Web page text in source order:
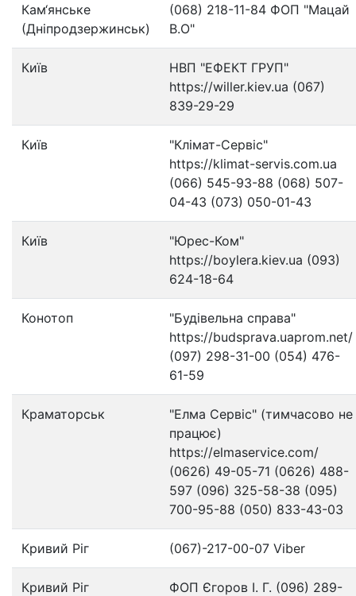
Кам‘янське
(Дніпродзержинськ)
(068) 218-11-84 ФОП "Мацай
В.О"
Київ
НВП "ЕФЕКТ ГРУП"
https://willer.kiev.ua (067)
839-29-29
Київ
"Клімат-Сервіс"
https://klimat-servis.com.ua
(066) 545-93-88 (068) 507-
04-43 (073) 050-01-43
Київ
"Юрес-Ком"
https://boylera.kiev.ua (093)
624-18-64
Конотоп
"Будівельна справа"
https://budsprava.uaprom.net/
(097) 298-31-00 (054) 476-
61-59
Краматорськ
"Елма Сервіс" (тимчасово не
працює)
https://elmaservice.com/
(0626) 49-05-71 (0626) 488-
597 (096) 325-58-38 (095)
700-95-88 (050) 833-43-03
Кривий Ріг (067)-217-00-07 Viber
Кривий Ріг
ФОП Єгоров І. Г. (096) 289-